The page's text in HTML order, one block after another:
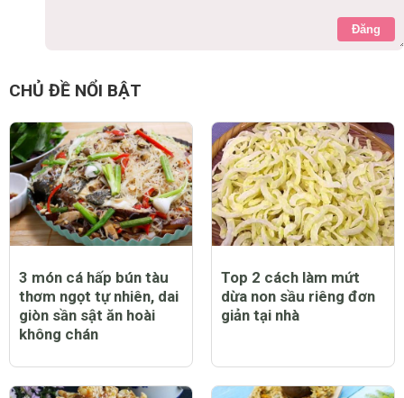
Đăng
CHỦ ĐỀ NỔI BẬT
3 món cá hấp bún tàu
thơm ngọt tự nhiên, dai
giòn sần sật ăn hoài
không chán
Top 2 cách làm mứt
dừa non sầu riêng đơn
giản tại nhà